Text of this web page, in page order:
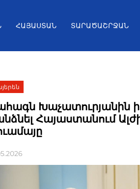
ՀԱՅԱՍՏԱՆ ՏԱՐԱԾԱՇՐՋԱՆ
Խաչատուրյանին
Հայաստանում